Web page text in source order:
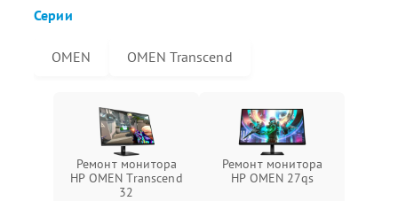
Серии
OMEN OMEN Transcend
Ремонт монитора
HP OMEN Transcend
32
Ремонт монитора
HP OMEN 27qs